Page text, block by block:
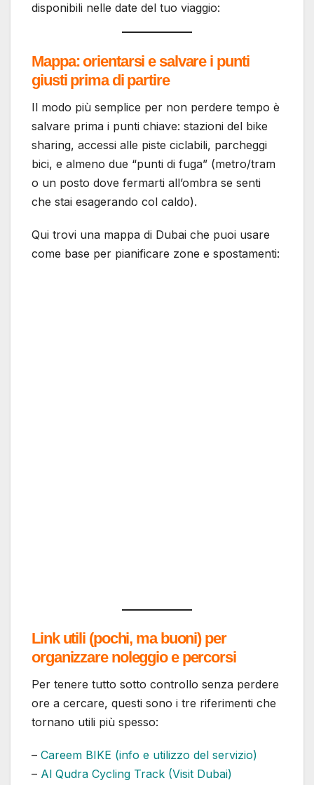
disponibili nelle date del tuo viaggio:
Mappa: orientarsi e salvare i punti
giusti prima di partire
Il modo più semplice per non perdere tempo è
salvare prima i punti chiave: stazioni del bike
sharing, accessi alle piste ciclabili, parcheggi
bici, e almeno due “punti di fuga” (metro/tram
o un posto dove fermarti all’ombra se senti
che stai esagerando col caldo).
Qui trovi una mappa di Dubai che puoi usare
come base per pianificare zone e spostamenti:
Link utili (pochi, ma buoni) per
organizzare noleggio e percorsi
Per tenere tutto sotto controllo senza perdere
ore a cercare, questi sono i tre riferimenti che
tornano utili più spesso:
– Careem BIKE (info e utilizzo del servizio)
– Al Qudra Cycling Track (Visit Dubai)